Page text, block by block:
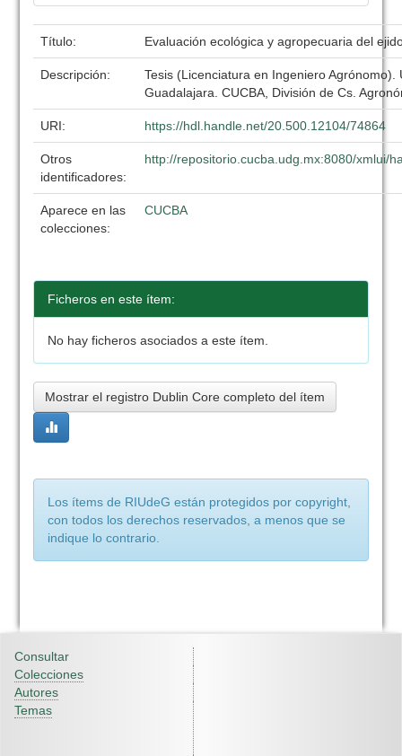
Título: Evaluación ecológica y agropecuaria del
Descripción:
Tesis (Licenciatura en Ingeniero Agrónomo).
Guadalajara. CUCBA, División de Cs.
URI: https://hdl.handle.net/20.500.12104/74864
Otros
identificadores:
http://repositorio.cucba.udg.mx:8080/xmlui/
Aparece en las
colecciones:
CUCBA
Ficheros en este ítem:
No hay ficheros asociados a este ítem.
Mostrar el registro Dublin Core completo del ítem
Los ítems de RIUdeG están protegidos por copyright,
con todos los derechos reservados, a menos que se
indique lo contrario.
Consultar
Colecciones
Autores
Temas